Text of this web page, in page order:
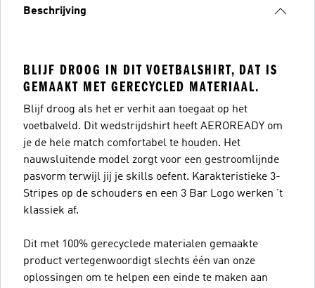
Beschrijving
BLIJF DROOG IN DIT VOETBALSHIRT, DAT IS
GEMAAKT MET GERECYCLED MATERIAAL.
Blijf droog als het er verhit aan toegaat op het
voetbalveld. Dit wedstrijdshirt heeft AEROREADY om
je de hele match comfortabel te houden. Het
nauwsluitende model zorgt voor een gestroomlijnde
pasvorm terwijl jij je skills oefent. Karakteristieke 3-
Stripes op de schouders en een 3 Bar Logo werken 't
klassiek af.
Dit met 100% gerecyclede materialen gemaakte
product vertegenwoordigt slechts één van onze
oplossingen om te helpen een einde te maken aan